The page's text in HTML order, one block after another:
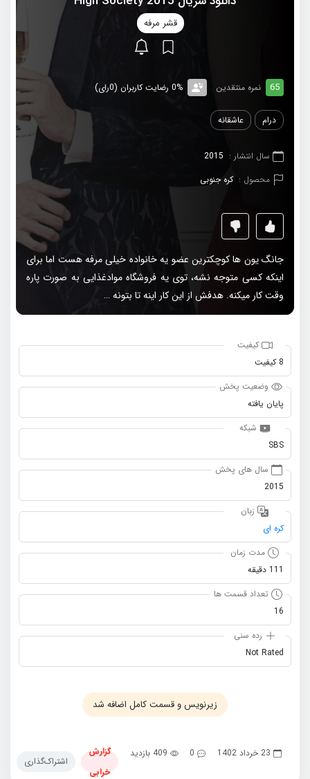
قشر مرفه
65 نمره منتقدین 0% رضایت کاربران (0رای)
درام عاشقانه
سال انتشار : 2015
محصول : کره جنوبی
جانگ یون ها کوچکترین عضو یه خانواده خیلی مرفه هست اما برای
اینکه کسی متوجه نشه، توی یه فروشگاه موادغذایی به صورت پاره
وقت کار میکنه. هدفش از این کار اینه تا بتونه …
کیفیت
8 کیفیت
وضعیت پخش
پایان یافته
شبکه
SBS
سال های پخش
2015
زبان
کره ای
مدت زمان
111 دقیقه
تعداد قسمت ها
16
رده سنی
Not Rated
زیرنویس و قسمت کامل اضافه شد
23 خرداد 1402 0 409 بازدید
گزارش
خرابی
اشتراک‌گذاری